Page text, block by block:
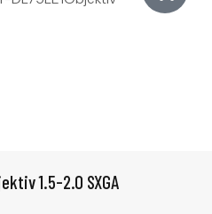
1.5-2.0 SXGA